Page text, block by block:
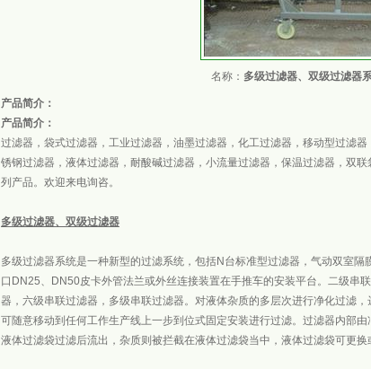
名称： 多级过滤器、双级过滤器
产品简介：
产品简介：
过滤器，袋式过滤器，工业过滤器，油墨过滤器，化工过滤器，移动型过滤
锈钢过滤器，液体过滤器，耐酸碱过滤器，小流量过滤器，保温过滤器，双
列产品。欢迎来电询咨。
多级过滤器、双级过滤器
多级过滤器系统是一种新型的过滤系统，包括N台标准型过滤器，气动双室
口DN25、DN50皮卡外管法兰或外丝连接装置在手推车的安装平台。二级串
器，六级串联过滤器，多级串联过滤器。对液体杂质的多层次进行净化过滤，
可随意移动到任何工作生产线上一步到位式固定安装进行过滤。过滤器内部
液体过滤袋过滤后流出，杂质则被拦截在液体过滤袋当中，液体过滤袋可更换